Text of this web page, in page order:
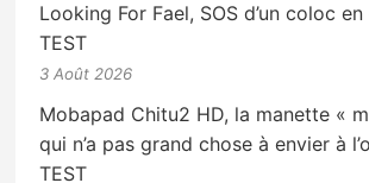
Looking For Fael, SOS d’un coloc
TEST
3 Août 2026
Mobapad Chitu2 HD, la manette «
qui n’a pas grand chose à envier à
TEST